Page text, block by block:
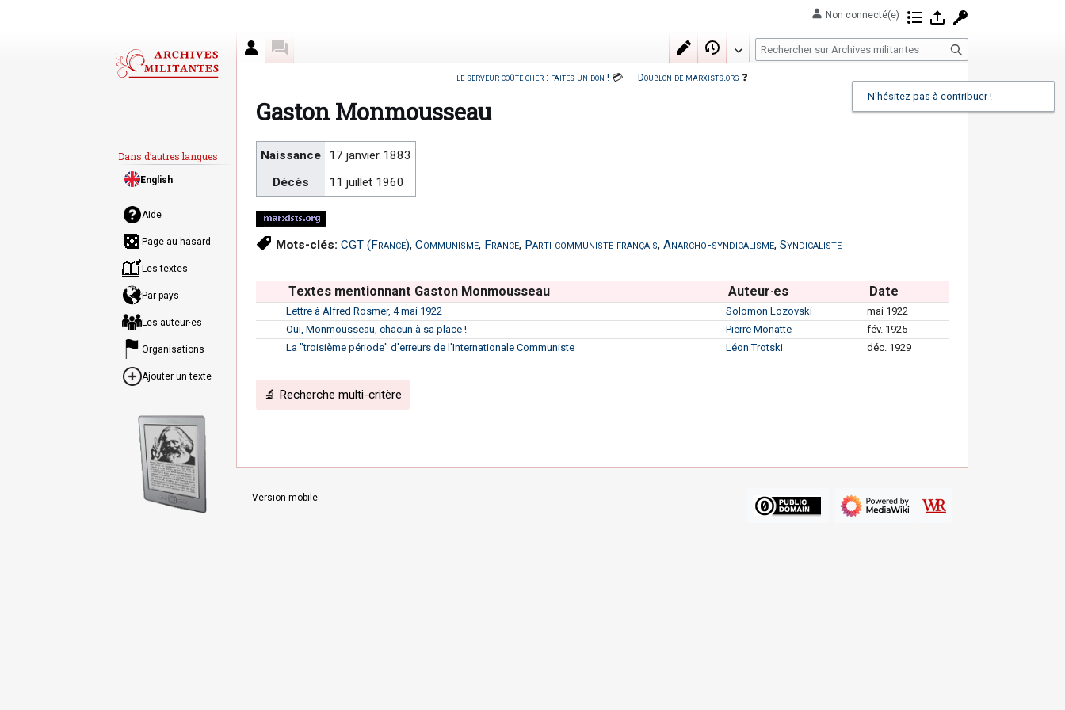
le serveur coûte cher : faites un don ! 💳 ― Doublon de marxists.org ❓
Gaston Monmousseau
Aller
Aller
Naissance
17 janvier 1883
Décès
11 juillet 1960
Mots-clés: CGT (France), Communisme, France, Parti communiste français, Anarcho-syndicalisme, Syndicaliste
Textes mentionnant Gaston Monmousseau Auteur·es Date
Lettre à Alfred Rosmer, 4 mai 1922 Solomon Lozovski
mai 1922
Oui, Monmousseau, chacun à sa place !
Pierre Monatte
fév. 1925
La "troisième période" d'erreurs de l'Internationale Communiste
Léon Trotski déc. 1929
🔬 Recherche multi-critère
Non connecté(e) Contributions
Se connecter
Auteur ModifierHistorique
R
e
e
Aide
Page au hasard
Les textes
Par pays
Les auteur·es
Organisations
Ajouter un texte
Dans d’autres langues
English
Version mobile
N'hésitez pas à contribuer !